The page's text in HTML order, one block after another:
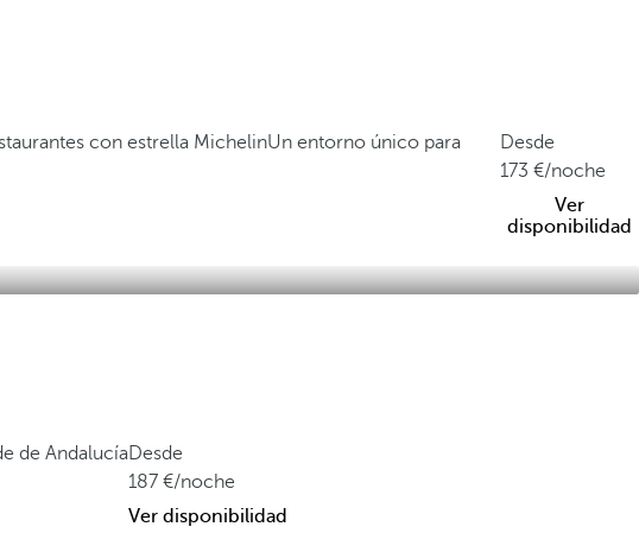
con estrella MichelinUn entorno único para
Desde
173
/noche
Ver
disponibilidad
de AndalucíaDesde
187
/noche
Ver disponibilidad